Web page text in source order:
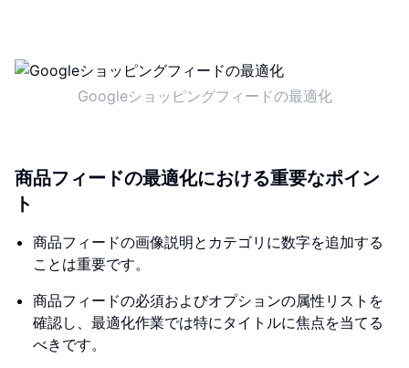
Googleショッピングフィードの最適化
商品フィードの最適化における重要なポイン
ト
商品フィードの画像説明とカテゴリに数字を追加する
ことは重要です。
商品フィードの必須およびオプションの属性リストを
確認し、最適化作業では特にタイトルに焦点を当てる
べきです。